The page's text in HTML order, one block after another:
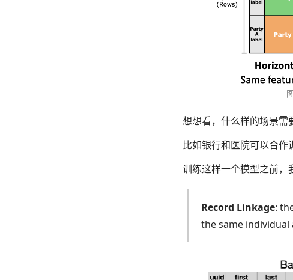
想想看，什么样的场景需
比如银行和医院可以合作
训练这样一个模型之前，
Record Linkage:
the same